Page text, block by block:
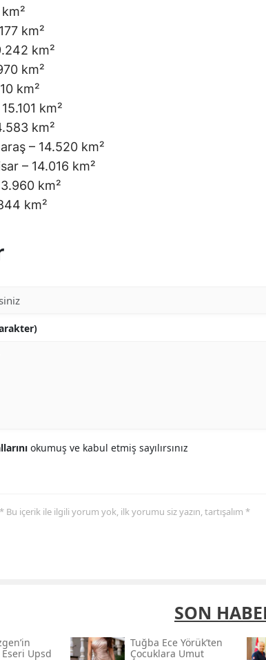
km²
km²
km²
km²
km²
km²
– 14.520 km²
– 14.016 km²
km²
km²
okumuş ve kabul etmiş sayılırsınız
* Bu içerik ile ilgili yorum yok, ilk yorumu siz yazın, tartışalım *
SON
Upsd
Tuğba Ece Yörük’ten
Çocuklara Umut